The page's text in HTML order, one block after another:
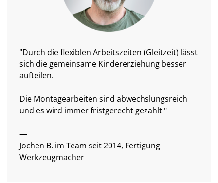
"Durch die flexiblen Arbeitszeiten (Gleitzeit) lässt
sich die gemeinsame Kindererziehung besser
aufteilen.
Die Montagearbeiten sind abwechslungsreich
und es wird immer fristgerecht gezahlt."
—
Jochen B. im Team seit 2014, Fertigung
Werkzeugmacher